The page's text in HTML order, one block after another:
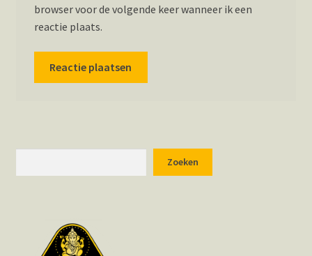
browser voor de volgende keer wanneer ik een
reactie plaats.
Zoeken